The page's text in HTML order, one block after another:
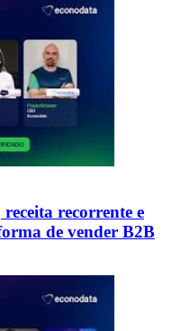
recorrente e
de vender B2B